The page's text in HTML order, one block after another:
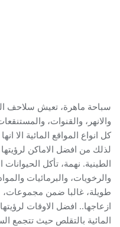
والانهر، والقنوات،
كل انواع المواقع المائية الا
لذلك من افضل الاماكن
الطينية. نهمة، تأكل
والرخويات، والبرمائيات
طويلة، غالبا ضمن مجموعات،
ازعاجها.. افضل الاوقات
المائية بالتقلص حيث تتجمع